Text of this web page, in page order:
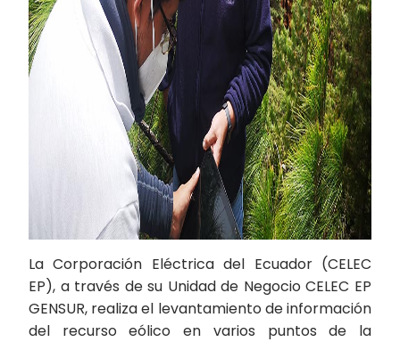
La Corporación Eléctrica del Ecuador (CELEC
EP), a través de su Unidad de Negocio CELEC EP
GENSUR, realiza el levantamiento de información
del recurso eólico en varios puntos de la